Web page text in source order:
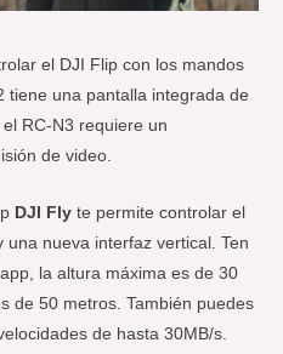
el DJI Flip con los mandos
tiene una pantalla integrada de
RC-N3 requiere un
de video.
DJI Fly te permite controlar el
nueva interfaz vertical. Ten
la altura máxima es de 30
de 50 metros. También puedes
de hasta 30MB/s.